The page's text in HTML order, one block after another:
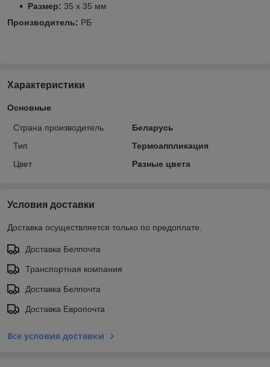
Размер: 35 х 35 мм
Производитель: РБ
Характеристики
Основные
Страна производитель
Беларусь
Тип
Термоаппликация
Цвет
Разные цвета
Условия доставки
Доставка осуществляется только по предоплате.
Доставка Белпочта
Транспортная компания
Доставка Белпочта
Доставка Европочта
Все условия доставки